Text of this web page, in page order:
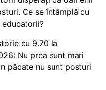
Ce se întâmplă cu
cu 9.70 la
Nu prea sunt mari
păcate nu sunt posturi